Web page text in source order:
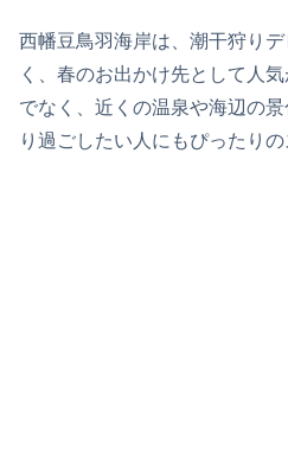
西幡豆鳥羽海岸は、潮干狩り
く、春のお出かけ先として人
でなく、近くの温泉や海辺の
り過ごしたい人にもぴったりの